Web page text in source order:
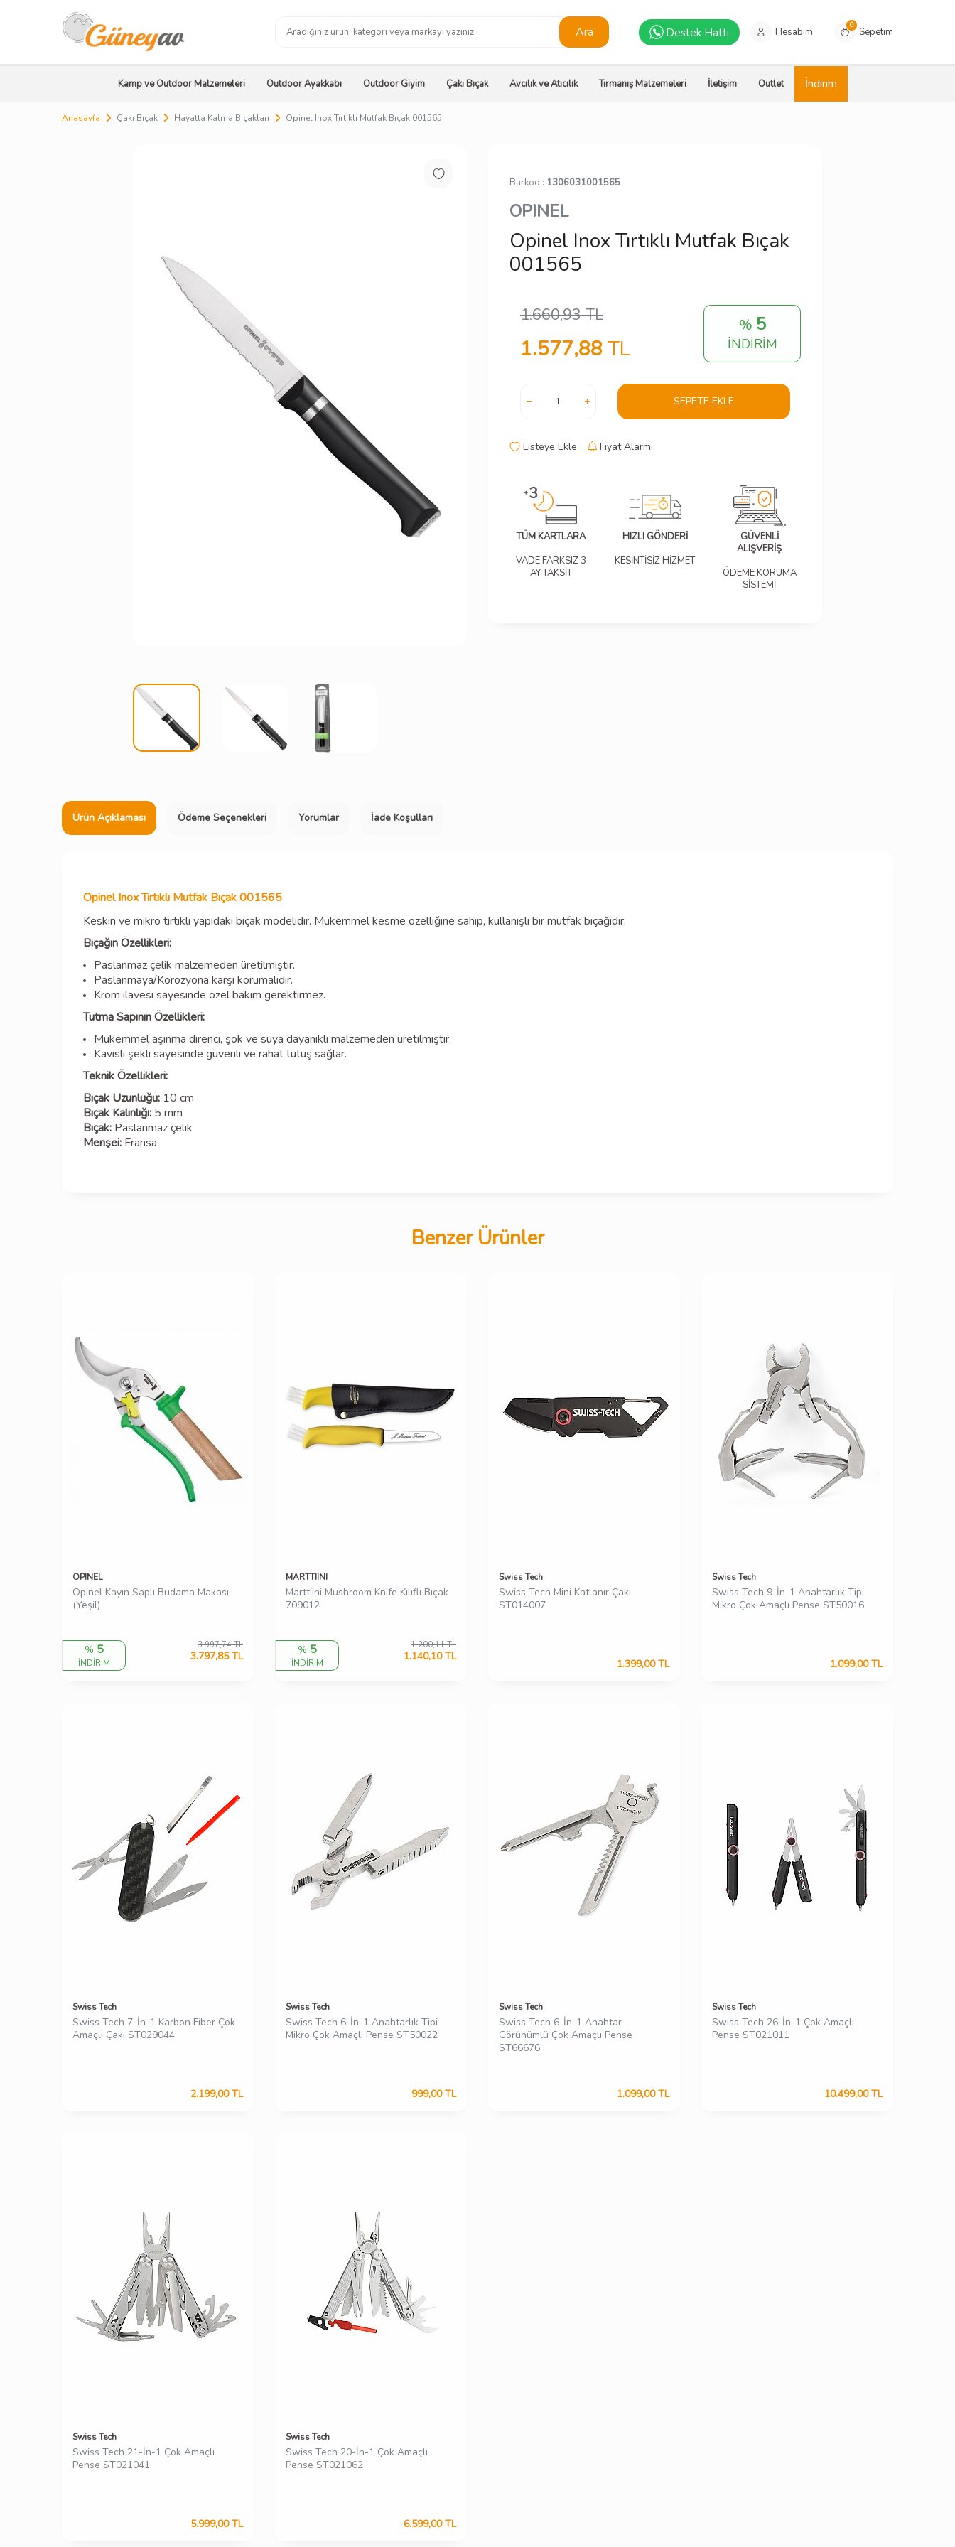
Ara Destek Hattı Hesabım
0
Sepetim
Kamp ve Outdoor Malzemeleri Outdoor Ayakkabı Outdoor Giyim Çakı Bıçak Avcılık ve Atıcılık Tırmanış Malzemeleri İletişim Outlet İndirim
Anasayfa Çakı Bıçak Hayatta Kalma Bıçakları Opinel Inox Tırtıklı Mutfak Bıçak 001565
Barkod : 1306031001565
OPINEL
Opinel Inox Tırtıklı Mutfak Bıçak
001565
1.660,93TL
1.577,88TL
% 5
İNDİRİM
SEPETE EKLE
Listeye Ekle Fiyat Alarmı
TÜM KARTLARA
VADE FARKSIZ 3
AY TAKSİT
HIZLI GÖNDERİ
KESİNTİSİZ HİZMET
GÜVENLİ
ALIŞVERİŞ
ÖDEME KORUMA
SİSTEMİ
Ürün Açıklaması Ödeme Seçenekleri Yorumlar İade Koşulları
Opinel Inox Tırtıklı Mutfak Bıçak 001565
Keskin ve mikro tırtıklı yapıdaki bıçak modelidir. Mükemmel kesme özelliğine sahip, kullanışlı bir mutfak bıçağıdır.
Bıçağın Özellikleri:
Paslanmaz çelik malzemeden üretilmiştir.
Paslanmaya/Korozyona karşı korumalıdır.
Krom ilavesi sayesinde özel bakım gerektirmez.
Tutma Sapının Özellikleri:
Mükemmel aşınma direnci, şok ve suya dayanıklı malzemeden üretilmiştir.
Kavisli şekli sayesinde güvenli ve rahat tutuş sağlar.
Teknik Özellikleri:
Bıçak Uzunluğu: 10 cm
Bıçak Kalınlığı: 5 mm
Bıçak: Paslanmaz çelik
Menşei: Fransa
Benzer Ürünler
OPINEL
Opinel Kayın Saplı Budama Makası
(Yeşil)
% 5
İNDİRİM
3.997,74TL
3.797,85TL
MARTTIINI
Marttiini Mushroom Knife Kılıflı Bıçak
709012
% 5
İNDİRİM
1.200,11TL
1.140,10TL
Swiss Tech
Swiss Tech Mini Katlanır Çakı
ST014007
1.399,00TL
Swiss Tech
Swiss Tech 9-İn-1 Anahtarlık Tipi
Mikro Çok Amaçlı Pense ST50016
1.099,00TL
Swiss Tech
Swiss Tech 7-İn-1 Karbon Fiber Çok
Amaçlı Çakı ST029044
2.199,00TL
Swiss Tech
Swiss Tech 6-İn-1 Anahtarlık Tipi
Mikro Çok Amaçlı Pense ST50022
999,00TL
Swiss Tech
Swiss Tech 6-İn-1 Anahtar
Görünümlü Çok Amaçlı Pense
ST66676
1.099,00TL
Swiss Tech
Swiss Tech 26-İn-1 Çok Amaçlı
Pense ST021011
10.499,00TL
Swiss Tech
Swiss Tech 21-İn-1 Çok Amaçlı
Pense ST021041
5.999,00TL
Swiss Tech
Swiss Tech 20-İn-1 Çok Amaçlı
Pense ST021062
6.599,00TL